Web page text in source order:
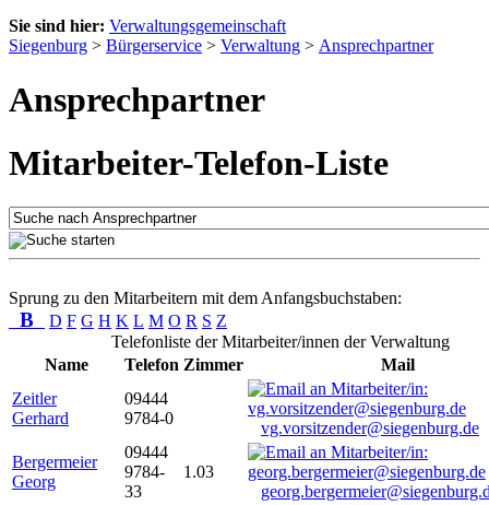
Sie sind hier: Verwaltungsgemeinschaft
Siegenburg > Bürgerservice > Verwaltung > Ansprechpartner
Ansprechpartner
Mitarbeiter-Telefon-Liste
Sprung zu den Mitarbeitern mit dem Anfangsbuchstaben:
B D F G H K L M O R S Z
Telefonliste der Mitarbeiter/innen der Verwaltung
Name
Telefon Zimmer
Mail
Zeitler
Gerhard
09444
9784-0
vg.vorsitzender@siegenburg.de
Bergermeier
Georg
09444
9784-
33
1.03